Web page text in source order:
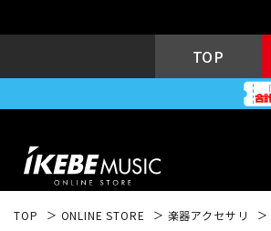
TOP
TOP ONLINE STORE 楽器アクセサリ